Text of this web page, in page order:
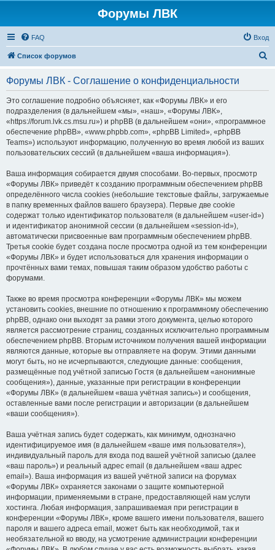
Форумы ЛВК
FAQ Вход
Список форумов
Форумы ЛВК - Соглашение о конфиденциальности
Это соглашение подробно объясняет, как «Форумы ЛВК» и его
подразделения (в дальнейшем «мы», «наш», «Форумы ЛВК»,
«https://forum.lvk.cs.msu.ru») и phpBB (в дальнейшем «они», «программное
обеспечение phpBB», «www.phpbb.com», «phpBB Limited», «phpBB
Teams») используют информацию, полученную во время любой из ваших
пользовательских сессий (в дальнейшем «ваша информация»).
Ваша информация собирается двумя способами. Во-первых, просмотр
«Форумы ЛВК» приведёт к созданию программным обеспечением phpBB
определённого числа cookies (небольшие текстовые файлы, загружаемые
в папку временных файлов вашего браузера). Первые две cookie
содержат только идентификатор пользователя (в дальнейшем «user-id»)
и идентификатор анонимной сессии (в дальнейшем «session-id»),
автоматически присвоенные вам программным обеспечением phpBB.
Третья cookie будет создана после просмотра одной из тем конференции
«Форумы ЛВК» и будет использоваться для хранения информации о
прочтённых вами темах, повышая таким образом удобство работы с
форумами.
Также во время просмотра конференции «Форумы ЛВК» мы можем
установить cookies, внешние по отношению к программному обеспечению
phpBB, однако они выходят за рамки этого документа, целью которого
является рассмотрение страниц, созданных исключительно программным
обеспечением phpBB. Вторым источником получения вашей информации
являются данные, которые вы отправляете на форум. Этими данными
могут быть, но не исчерпываются, следующие данные: сообщения,
размещённые под учётной записью Гостя (в дальнейшем «анонимные
сообщения»), данные, указанные при регистрации в конференции
«Форумы ЛВК» (в дальнейшем «ваша учётная запись») и сообщения,
оставленные вами после регистрации и авторизации (в дальнейшем
«ваши сообщения»).
Ваша учётная запись будет содержать, как минимум, однозначно
идентифицируемое имя (в дальнейшем «ваше имя пользователя»),
индивидуальный пароль для входа под вашей учётной записью (далее
«ваш пароль») и реальный адрес email (в дальнейшем «ваш адрес
email»). Ваша информация из вашей учётной записи на форумах
«Форумы ЛВК» охраняется законами о защите компьютерной
информации, применяемыми в стране, предоставляющей нам услуги
хостинга. Любая информация, запрашиваемая при регистрации в
конференции «Форумы ЛВК», кроме вашего имени пользователя, вашего
пароля и вашего адреса email, может быть как необходимой, так и
необязательной ко вводу, на усмотрение администрации конференции